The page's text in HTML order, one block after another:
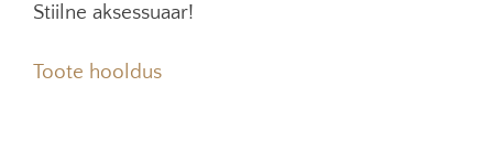
Stiilne aksessuaar!
Toote hooldus